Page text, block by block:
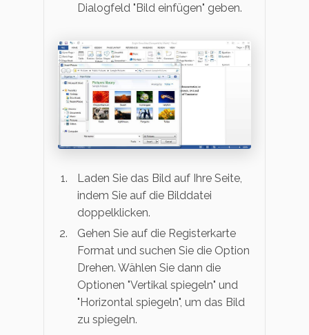
Dialogfeld "Bild einfügen" geben.
Laden Sie das Bild auf Ihre Seite,
indem Sie auf die Bilddatei
doppelklicken.
Gehen Sie auf die Registerkarte
Format und suchen Sie die Option
Drehen. Wählen Sie dann die
Optionen "Vertikal spiegeln" und
"Horizontal spiegeln", um das Bild
zu spiegeln.